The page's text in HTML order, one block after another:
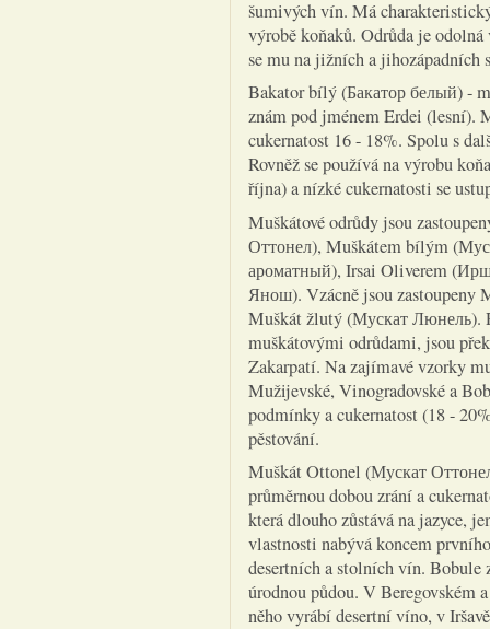
šumivých vín. Má
výrobě koňaků. Odrůda je
se mu na jižních a jihozápadních
Bakator bílý (Бакатор белый) -
znám pod jménem Erdei (lesní).
cukernatost 16 - 18%. Spolu s
Rovněž se používá na výrobu
října) a nízké cukernatosti se
Muškátové odrůdy jsou
Оттонел), Muškátem bílým
ароматный), Irsai Oliverem
Янош). Vzácně jsou zastoupeny
Muškát žlutý (Мускат Люнель).
muškátovými odrůdami, jsou
Zakarpatí. Na zajímavé vzorky
Mužijevské, Vinogradovské a
podmínky a cukernatost (18 -
pěstování.
Muškát Ottonel (Мускат
průměrnou dobou zrání a
která dlouho zůstává na jazyce,
vlastnosti nabývá koncem
desertních a stolních vín.
úrodnou půdou. V Beregovském
něho vyrábí desertní víno, v